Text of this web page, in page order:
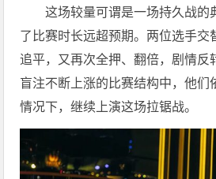
这场较量可谓是一场持久战
了比赛时长远超预期。两位选手交
追平，又再次全押、翻倍，剧情反
盲注不断上涨的比赛结构中，他们
情况下，继续上演这场拉锯战。